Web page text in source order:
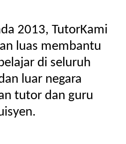
2013, TutorKami
luas membantu
di seluruh
luar negara
tutor dan guru